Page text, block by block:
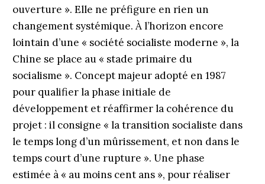
ouverture ». Elle ne préfigure en rien un
changement systémique. À l’horizon encore
lointain d’une « société socialiste moderne », la
Chine se place au « stade primaire du
socialisme ». Concept majeur adopté en 1987
pour qualifier la phase initiale de
développement et réaffirmer la cohérence du
projet : il consigne « la transition socialiste dans
le temps long d’un mûrissement, et non dans le
temps court d’une rupture ». Une phase
estimée à « au moins cent ans », pour réaliser